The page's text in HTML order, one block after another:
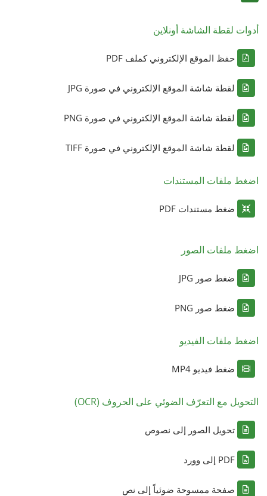
أدوات لقطة الشاشة أونلاين
حفظ الموقع الإلكتروني كملف PDF
لقطة شاشة الموقع الإلكتروني في صورة JPG
لقطة شاشة الموقع الإلكتروني في صورة PNG
لقطة شاشة الموقع الإلكتروني في صورة TIFF
اضغط ملفات المستندات
ضغط مستندات PDF
اضغط ملفات الصور
ضغط صور JPG
ضغط صور PNG
اضغط ملفات الفيديو
ضغط فيديو MP4
التحويل مع التعرّف الضوئي على الحروف (OCR)
تحويل الصور إلى نصوص
PDF إلى وورد
صفحة ممسوحة ضوئياً إلى نص